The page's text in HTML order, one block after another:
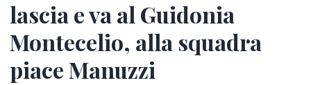
lascia e va al Guidonia
Montecelio, alla squadra
piace Manuzzi